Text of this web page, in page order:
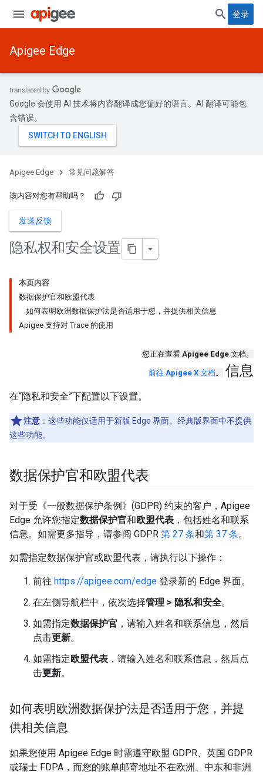
登录
Apigee Edge
Google 会使用 AI 技术将内容翻译成您偏好的语言。AI 翻译可能包
含错误。
Apigee Edge 常见问题解答
该内容对您有帮助吗？
发送反馈
隐私权和安全设置
本页内容
数据保护官和欧盟代表
如何表明欧洲数据保护法是否适用于您，并提供相关信息
Apigee 支持对 Trace 的使用
您正在查看 Apigee Edge 文档。
前往 Apigee X 文档。 信息
在“隐私和安全”下配置以下设置。
注意 ：这些功能仅适用于新版 Edge 界面。经典版界面中不提供
这些功能。
数据保护官和欧盟代表
对于受《一般数据保护条例》(GDPR) 约束的客户，Apigee
Edge 允许您指定数据保护官和欧盟代表 ，包括姓名和联系
信息。如需更多指导，请参阅 GDPR 第 27 条和第 37 条。
如需指定数据保护官或欧盟代表，请执行以下操作：
前往 https://apigee.com/edge 登录新的 Edge 界面。
在左侧导航栏中，依次选择管理 > 隐私和安全。
如需指定数据保护官 ，请输入姓名和联系信息，然后
点击更新。
如需指定欧盟代表 ，请输入姓名和联系信息，然后点
击更新。
如何表明欧洲数据保护法是否适用于您，并提
供相关信息
如果您使用 Apigee Edge 时需遵守欧盟 GDPR、英国 GDPR
或瑞士 FDPA，而您的账单邮寄地址不在欧洲、中东和非洲